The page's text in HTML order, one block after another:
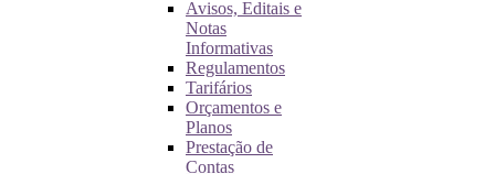
Avisos, Editais e
Notas
Informativas
Regulamentos
Tarifários
Orçamentos e
Planos
Prestação de
Contas